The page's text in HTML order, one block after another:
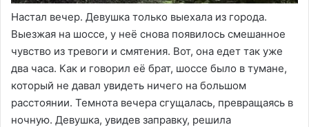
Настал вечер. Девушка только выехала из города.
Выезжая на шоссе, у неё снова появилось смешанное
чувство из тревоги и смятения. Вот, она едет так уже
два часа. Как и говорил её брат, шоссе было в тумане,
который не давал увидеть ничего на большом
расстоянии. Темнота вечера сгущалась, превращаясь в
ночную. Девушка, увидев заправку, решила